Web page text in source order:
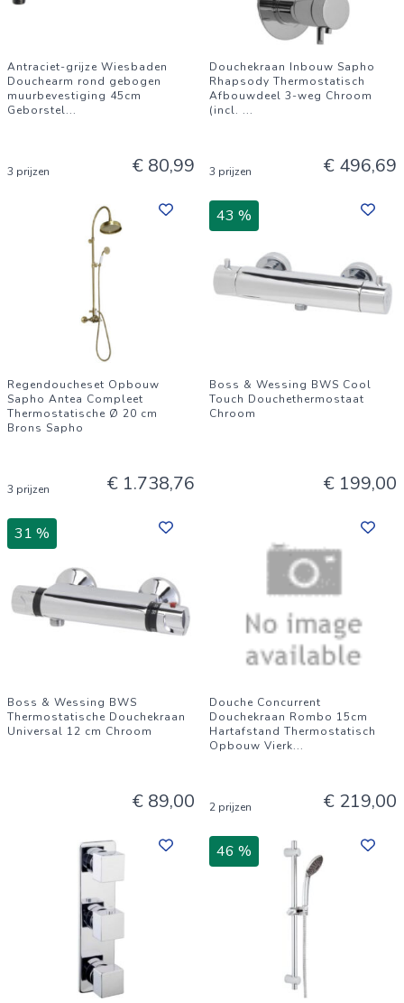
Antraciet-grijze Wiesbaden
Douchearm rond gebogen
muurbevestiging 45cm
Geborstel...
3 prijzen € 80,99
Douchekraan Inbouw Sapho
Rhapsody Thermostatisch
Afbouwdeel 3-weg Chroom
(incl. ...
3 prijzen € 496,69
Regendoucheset Opbouw
Sapho Antea Compleet
Thermostatische Ø 20 cm
Brons Sapho
3 prijzen € 1.738,76
43 %
Boss & Wessing BWS Cool
Touch Douchethermostaat
Chroom
€ 199,00
31 %
Boss & Wessing BWS
Thermostatische Douchekraan
Universal 12 cm Chroom
€ 89,00
Douche Concurrent
Douchekraan Rombo 15cm
Hartafstand Thermostatisch
Opbouw Vierk...
2 prijzen € 219,00
46 %